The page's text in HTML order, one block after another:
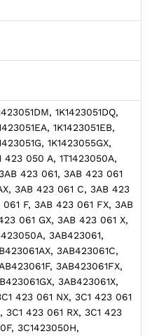
1K1423051DQ,
1K1423051EB,
1K1423055GX,
423 050 A, 1T1423050A,
423 061, 3AB 423 061
3AB 423 061 C, 3AB 423
F, 3AB 423 061 FX, 3AB
061 GX, 3AB 423 061 X,
3AB423061,
3AB423061C,
3AB423061FX,
3AB423061X,
423 061 NX, 3C1 423 061
3C1 423 061 RX, 3C1 423
3C1423050H,